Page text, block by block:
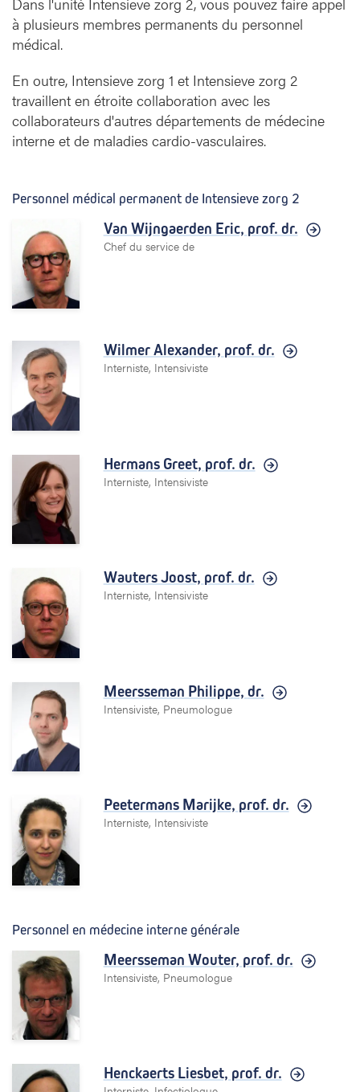
à plusieurs membres permanents du personnel
médical.
En outre, Intensieve zorg 1 et Intensieve zorg 2
travaillent en étroite collaboration avec les
collaborateurs d'autres départements de médecine
interne et de maladies cardio-vasculaires.
Personnel médical permanent de Intensieve zorg 2
Van Wijngaerden Eric, prof. dr.
Chef du service de
Wilmer Alexander, prof. dr.
Interniste, Intensiviste
Hermans Greet, prof. dr.
Interniste, Intensiviste
Wauters Joost, prof. dr.
Interniste, Intensiviste
Meersseman Philippe, dr.
Intensiviste, Pneumologue
Peetermans Marijke, prof. dr.
Interniste, Intensiviste
Personnel en médecine interne générale
Meersseman Wouter, prof. dr.
Intensiviste, Pneumologue
Henckaerts Liesbet, prof. dr.